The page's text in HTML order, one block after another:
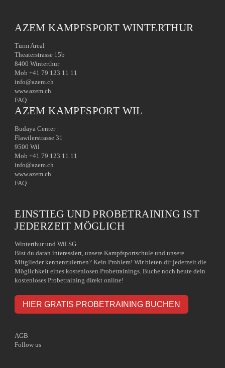
AZEM KAMPFSPORT WINTERTHUR
Turm Areal
Theaterstrasse 15b
8400 Winterthur
Mob +41 79 123 11 11
info@azem.ch
www.azem.ch
FAQ
AZEM KAMPFSPORT WIL
Budaya Center
Flawilerstrasse 31
9500 Wil
Mob +41 79 123 11 11
info@azem.ch
www.azem.ch
FAQ
EINSTIEG UND PROBETRAINING IST
JEDERZEIT MÖGLICH
Winterthur und Wil SG
Bist du daran interessiert, unsere Kampfsportschule und unsere
Mitglieder kennenzulernen? Kein Problem! Wir bieten dir jederzeit die
Möglichkeit eines kostenlosen Probetrainings. Buche noch heute dein
kostenloses Probetraining direkt online!
HIER GRATIS PROBETRAINING BUCHEN
AGB
Follow us